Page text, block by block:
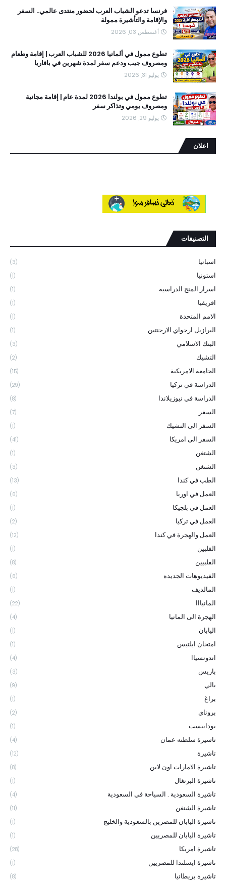
فرنسا تدعو الشباب العرب لحضور منتدى عالمي.. السفر
والإقامة والتأشيرة ممولة
أغسطس 03, 2026
تطوع ممول في ألمانيا 2026 للشباب العرب | إقامة وطعام
ومصروف جيب ودعم سفر لمدة شهرين في بافاريا
يوليو 31, 2026
تطوع ممول في بولندا 2026 لمدة عام | إقامة مجانية
ومصروف يومي وتذاكر سفر
يوليو 29, 2026
اعلان
التصنيفات
اسبانيا (3)
استونيا (1)
اسرار المنح الدراسية (1)
افريقيا (1)
الامم المتحدة (1)
البرازيل ارجواي الارجنتين (1)
البنك الاسلامي (3)
التشيك (2)
الجامعة الامريكية (15)
الدراسة في تركيا (29)
الدراسة في نيوزيلاندا (8)
السفر (7)
السفر الى التشيك (1)
السفر الى امريكا (41)
الشتغن (1)
الشنغن (3)
الطب في كندا (13)
العمل في اوربا (6)
العمل في بلجيكا (1)
العمل في تركيا (2)
العمل والهجرة في كندا (12)
الفلبين (1)
الفلبيين (8)
الفيديوهات الجديده (6)
المالديف (1)
المانيااا (22)
الهجرة الى المانيا (4)
اليابان (1)
امتحان ايلتيس (1)
اندونسياا (4)
باريس (3)
بالي (9)
براغ (1)
بروناي (2)
بودابيست (1)
تاسيرة سلطنه عمان (4)
تاشيرة (12)
تاشيرة الامارات اون لاين (8)
تاشيرة البرتغال (1)
تاشيرة السعودية . السياحة في السعودية (4)
تاشيرة الشنغن (11)
تاشيرة اليابان للمصرين بالسعودية والخليج (1)
تاشيرة اليابان للمصريين (1)
تاشيرة امريكا (28)
تاشيرة ايسلندا للمصريين (1)
تاشيرة بريطانيا (8)